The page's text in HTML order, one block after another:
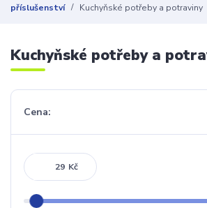
příslušenství
Kuchyňské potřeby a potraviny
Kuchyňské potřeby a
Cena:
Kč